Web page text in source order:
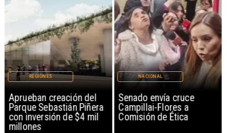
Aprueban creación del
Parque Sebastián Piñera
con inversión de $4 mil
millones
REGIONES
Senado envía cruce
Campillai-Flores a
Comisión de Ética
NACIONAL